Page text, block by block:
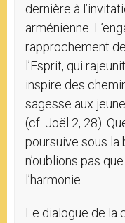
dernière à
arménienne.
rapprochement
l’Esprit, qui
inspire des
sagesse aux
(cf. Joël 2, 28).
poursuive sous la
n’oublions pas
l’harmonie.
Le dialogue de la